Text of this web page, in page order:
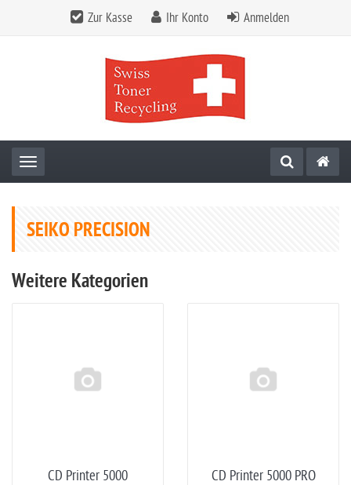
Zur Kasse Ihr Konto Anmelden
Toggle navigation
SEIKO PRECISION
Weitere Kategorien
CD Printer 5000 CD Printer 5000 PRO